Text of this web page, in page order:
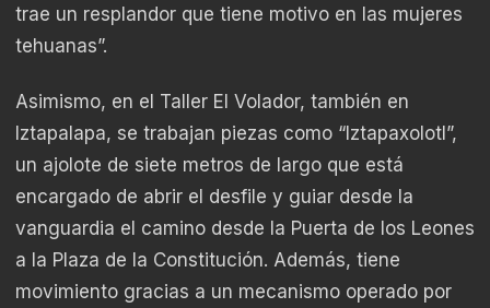
trae un resplandor que tiene motivo en las mujeres
tehuanas”.
Asimismo, en el Taller El Volador, también en
Iztapalapa, se trabajan piezas como “Iztapaxolotl”,
un ajolote de siete metros de largo que está
encargado de abrir el desfile y guiar desde la
vanguardia el camino desde la Puerta de los Leones
a la Plaza de la Constitución. Además, tiene
movimiento gracias a un mecanismo operado por